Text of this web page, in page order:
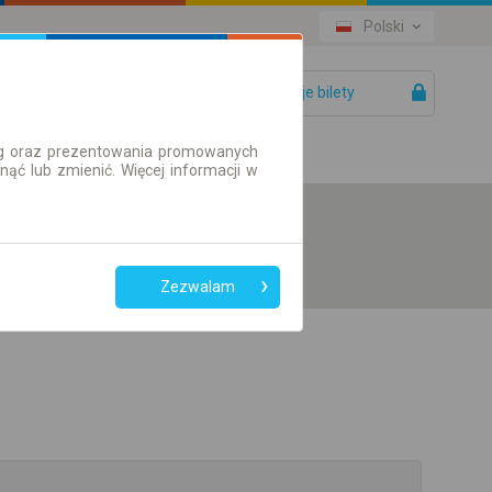
Polski
Twoje bilety
oraz prezentowania promowanych
lub zmienić. Więcej informacji w
Zezwalam